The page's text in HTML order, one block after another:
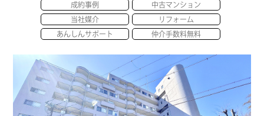
成約事例 中古マンション
当社媒介 リフォーム
あんしんサポート 仲介手数料無料